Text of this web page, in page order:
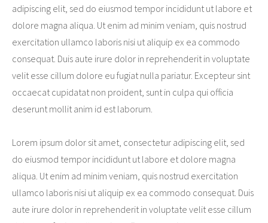
adipiscing elit, sed do eiusmod tempor incididunt ut labore et
dolore magna aliqua. Ut enim ad minim veniam, quis nostrud
exercitation ullamco laboris nisi ut aliquip ex ea commodo
consequat. Duis aute irure dolor in reprehenderit in voluptate
velit esse cillum dolore eu fugiat nulla pariatur. Excepteur sint
occaecat cupidatat non proident, sunt in culpa qui officia
deserunt mollit anim id est laborum.
Lorem ipsum dolor sit amet, consectetur adipiscing elit, sed
do eiusmod tempor incididunt ut labore et dolore magna
aliqua. Ut enim ad minim veniam, quis nostrud exercitation
ullamco laboris nisi ut aliquip ex ea commodo consequat. Duis
aute irure dolor in reprehenderit in voluptate velit esse cillum